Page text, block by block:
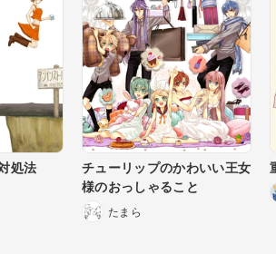
処法
チューリップのかわいい王女
様のおっしゃること
たまら